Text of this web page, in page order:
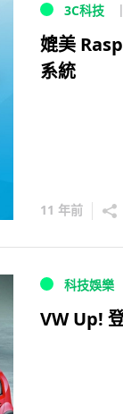
3C科技
媲美
系統
11 年前
科技娛樂
VW Up!